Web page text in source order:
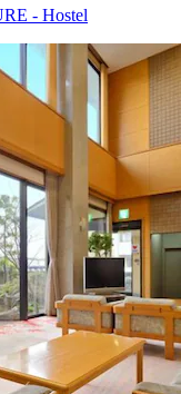
- Hostel